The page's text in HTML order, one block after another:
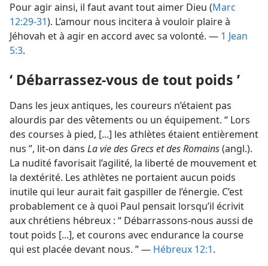
Pour agir ainsi, il faut avant tout aimer Dieu (Marc
12:29-31). L’amour nous incitera à vouloir plaire à
Jéhovah et à agir en accord avec sa volonté. — 1 Jean
5:3.
‘ Débarrassez-​vous de tout poids ’
Dans les jeux antiques, les coureurs n’étaient pas
alourdis par des vêtements ou un équipement. “ Lors
des courses à pied, [...] les athlètes étaient entièrement
nus ”, lit-​on dans La vie des Grecs et des Romains(angl.).
La nudité favorisait l’agilité, la liberté de mouvement et
la dextérité. Les athlètes ne portaient aucun poids
inutile qui leur aurait fait gaspiller de l’énergie. C’est
probablement ce à quoi Paul pensait lorsqu’il écrivit
aux chrétiens hébreux : “ Débarrassons-​nous aussi de
tout poids [...], et courons avec endurance la course
qui est placée devant nous. ” — Hébreux 12:1.